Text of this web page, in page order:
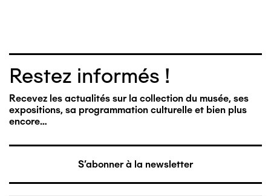
Restez informés !
Recevez les actualités sur la collection du musée, ses
expositions, sa programmation culturelle et bien plus
encore…
S'abonner à la newsletter